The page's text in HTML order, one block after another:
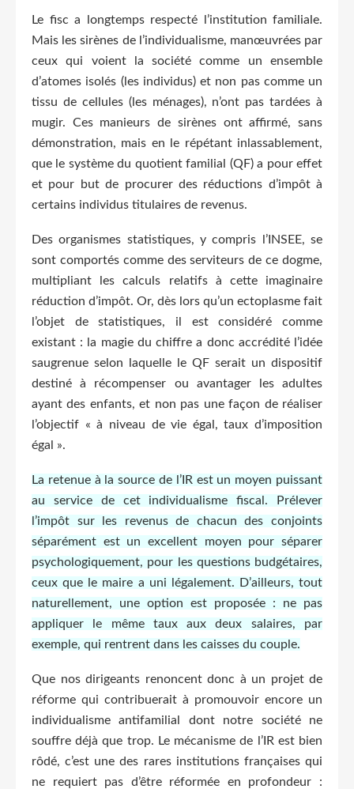
Le fisc a longtemps respecté l’institution familiale.
Mais les sirènes de l’individualisme, manœuvrées par
ceux qui voient la société comme un ensemble
d’atomes isolés (les individus) et non pas comme un
tissu de cellules (les ménages), n’ont pas tardées à
mugir. Ces manieurs de sirènes ont affirmé, sans
démonstration, mais en le répétant inlassablement,
que le système du quotient familial (QF) a pour effet
et pour but de procurer des réductions d’impôt à
certains individus titulaires de revenus.
Des organismes statistiques, y compris l’INSEE, se
sont comportés comme des serviteurs de ce dogme,
multipliant les calculs relatifs à cette imaginaire
réduction d’impôt. Or, dès lors qu’un ectoplasme fait
l’objet de statistiques, il est considéré comme
existant : la magie du chiffre a donc accrédité l’idée
saugrenue selon laquelle le QF serait un dispositif
destiné à récompenser ou avantager les adultes
ayant des enfants, et non pas une façon de réaliser
l’objectif « à niveau de vie égal, taux d’imposition
égal ».
La retenue à la source de l’IR est un moyen puissant
au service de cet individualisme fiscal. Prélever
l’impôt sur les revenus de chacun des conjoints
séparément est un excellent moyen pour séparer
psychologiquement, pour les questions budgétaires,
ceux que le maire a uni légalement. D’ailleurs, tout
naturellement, une option est proposée : ne pas
appliquer le même taux aux deux salaires, par
exemple, qui rentrent dans les caisses du couple.
Que nos dirigeants renoncent donc à un projet de
réforme qui contribuerait à promouvoir encore un
individualisme antifamilial dont notre société ne
souffre déjà que trop. Le mécanisme de l’IR est bien
rôdé, c’est une des rares institutions françaises qui
ne requiert pas d’être réformée en profondeur :